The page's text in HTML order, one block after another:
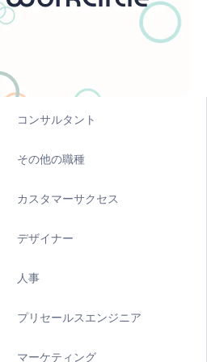
コンサルタント
その他の職種
カスタマーサクセス
デザイナー
人事
プリセールスエンジニア
マーケティング